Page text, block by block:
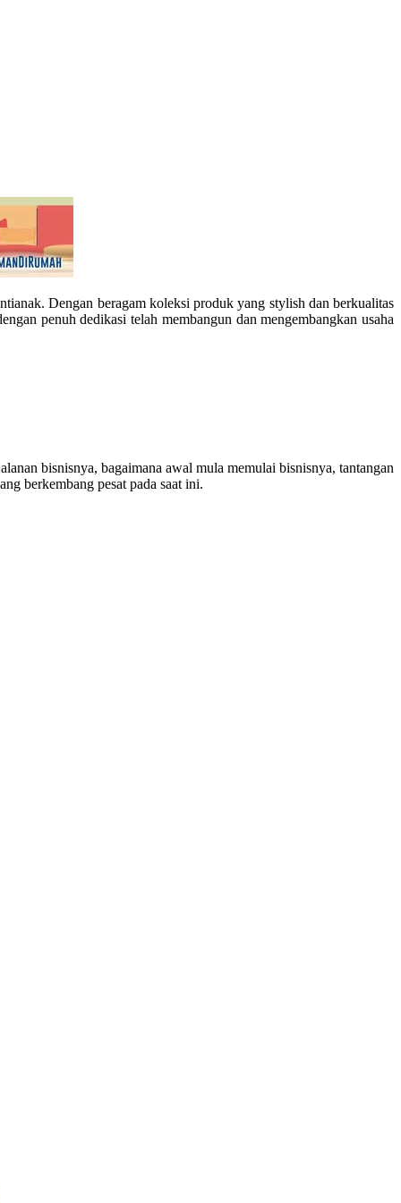
Dengan beragam koleksi produk yang stylish dan berkualitas
penuh dedikasi telah membangun dan mengembangkan usaha
bisnisnya, bagaimana awal mula memulai bisnisnya, tantangan
berkembang pesat pada saat ini.